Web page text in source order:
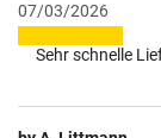
07/03/2026
Sehr schnelle